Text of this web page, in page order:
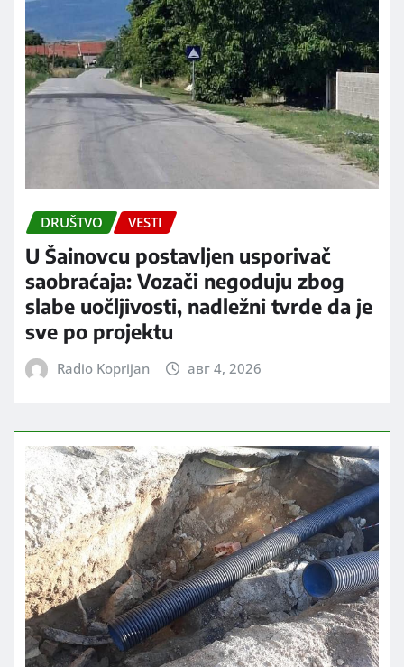
DRUŠTVO VESTI
U Šainovcu postavljen usporivač
saobraćaja: Vozači negoduju zbog
slabe uočljivosti, nadležni tvrde da je
sve po projektu
Radio Koprijan авг 4, 2026